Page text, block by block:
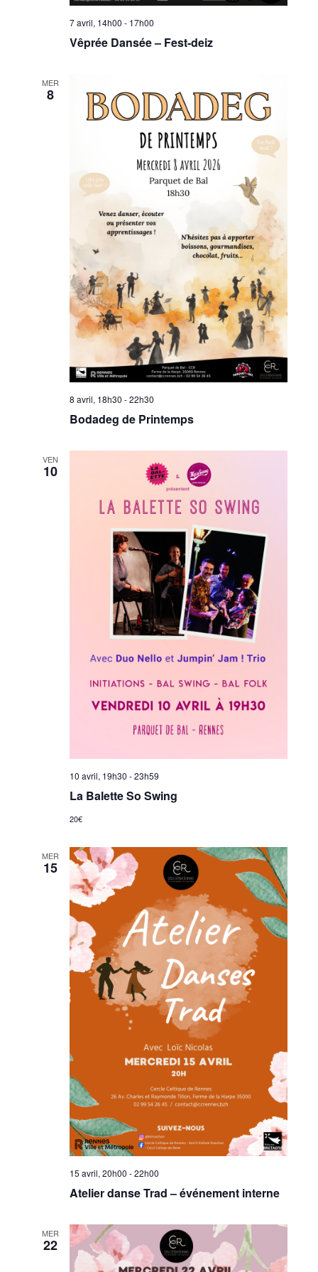
7 avril, 14h00 - 17h00
Vêprée Dansée – Fest-deiz
MER
8
8 avril, 18h30 -22h30
Bodadeg de Printemps
VEN
10
10 avril, 19h30 -23h59
La Balette So Swing
20€
MER
15
15 avril, 20h00 -22h00
Atelier danse Trad – événement interne
MER
22